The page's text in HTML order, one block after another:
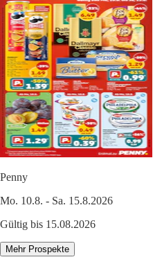
Penny
Mo. 10.8. - Sa. 15.8.2026
Gültig bis 15.08.2026
Mehr Prospekte